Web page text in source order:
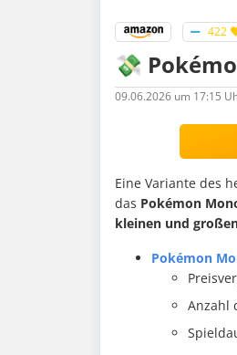
422
💸
09.06.2026 um 17:15
Eine Variante des
das Pokémon
kleinen und
Pokémon
Anzahl